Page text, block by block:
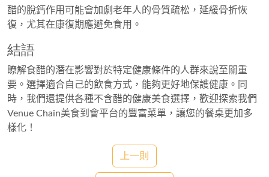
醋的脫鈣作用可能會加劇老年人的骨質疏松，延緩骨折恢
復，尤其在康復期應避免食用。
結語
瞭解食醋的潛在影響對於特定健康條件的人群來說至關重
要。選擇適合自己的飲食方式，能夠更好地保護健康。同
時，我們還提供各種不含醋的健康美食選擇，歡迎探索我們
Venue Chain美食到會平台的豐富菜單，讓您的餐桌更加多
樣化！
上一則